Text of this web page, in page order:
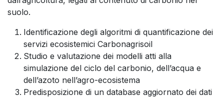
suolo.
Identificazione degli algoritmi di quantificazione dei
servizi ecosistemici Carbonagrisoil
Studio e valutazione dei modelli atti alla
simulazione del ciclo del carbonio, dell’acqua e
dell’azoto nell’agro-ecosistema
Predisposizione di un database aggiornato dei dati